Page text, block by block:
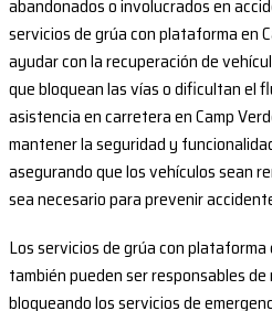
abandonados o involucrados en
servicios de grúa con plataforma en
ayudar con la recuperación de
que bloquean las vías o dificultan el
asistencia en carretera en Camp
mantener la seguridad y
asegurando que los vehículos sean
sea necesario para prevenir
Los servicios de grúa con plataforma
también pueden ser responsables
bloqueando los servicios de